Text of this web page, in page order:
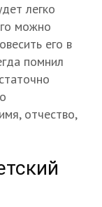
легко
можно
его в
помнил
отчество,